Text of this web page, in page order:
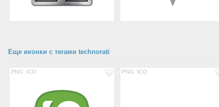
Еще иконки с тегами technorati
PNG ICO PNG ICO